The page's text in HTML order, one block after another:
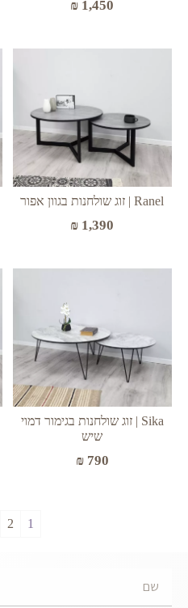
₪ 1,450
Ranel | זוג שולחנות בגוון אפור
₪ 1,390
Sika | זוג שולחנות בגימור דמוי
שיש
₪790
1
2